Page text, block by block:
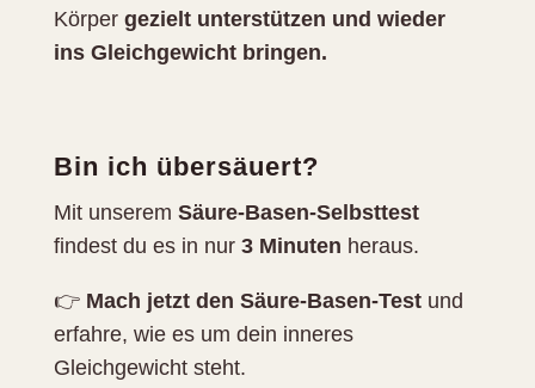
Körper gezielt unterstützen und wieder
ins Gleichgewicht bringen.
Bin ich übersäuert?
Mit unserem Säure-Basen-Selbsttest
findest du es in nur 3 Minuten heraus.
👉 Mach jetzt den Säure-Basen-Testund
erfahre, wie es um dein inneres
Gleichgewicht steht.